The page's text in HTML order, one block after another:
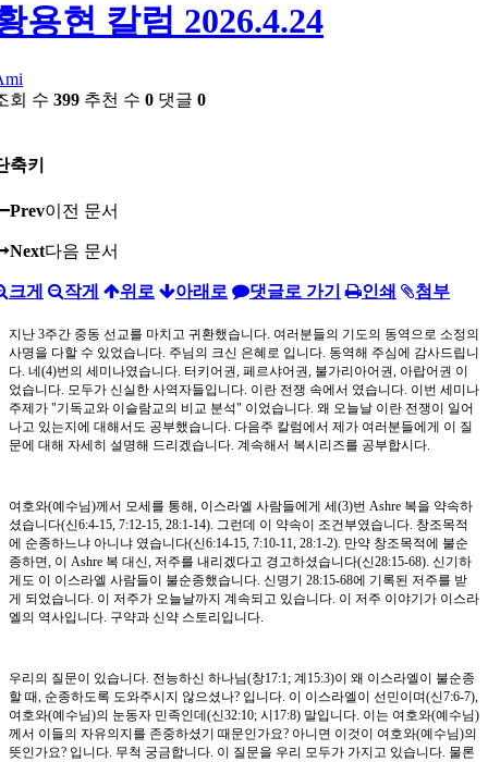
용현 칼럼 2026.4.24
회 수 399 추천 수 0 댓글 0
축키
Prev이전 문서
Next다음 문서
크게 작게 위로 아래로 댓글로 가기 인쇄 첨부
지난 3주간 중동 선교를 마치고 귀환했습니다. 여러분들의 기도의 동역으로 소정의
사명을 다할 수 있었습니다. 주님의 크신 은혜로 입니다. 동역해 주심에 감사드립니
다. 네(4)번의 세미나였습니다. 터키어권, 페르샤어권, 불가리아어권, 아랍어권 이
었습니다. 모두가 신실한 사역자들입니다. 이란 전쟁 속에서 였습니다. 이번 세미나
주제가 "기독교와 이슬람교의 비교 분석" 이었습니다. 왜 오늘날 이란 전쟁이 일어
나고 있는지에 대해서도 공부했습니다. 다음주 칼럼에서 제가 여러분들에게 이 질
문에 대해 자세히 설명해 드리겠습니다. 계속해서 복시리즈를 공부합시다.
여호와(예수님)께서 모세를 통해, 이스라엘 사람들에게 세(3)번 Ashre 복을 약속하
셨습니다(신6:4-15, 7:12-15, 28:1-14). 그런데 이 약속이 조건부였습니다. 창조목적
에 순종하느냐 아니냐 였습니다(신6:14-15, 7:10-11, 28:1-2). 만약 창조목적에 불순
종하면, 이 Ashre 복 대신, 저주를 내리겠다고 경고하셨습니다(신28:15-68). 신기하
게도 이 이스라엘 사람들이 불순종했습니다. 신명기 28:15-68에 기록된 저주를 받
게 되었습니다. 이 저주가 오늘날까지 계속되고 있습니다. 이 저주 이야기가 이스라
엘의 역사입니다. 구약과 신약 스토리입니다.
우리의 질문이 있습니다. 전능하신 하나님(창17:1; 계15:3)이 왜 이스라엘이 불순종
할 때, 순종하도록 도와주시지 않으셨나? 입니다. 이 이스라엘이 선민이며(신7:6-7),
여호와(예수님)의 눈동자 민족인데(신32:10; 시17:8) 말입니다. 이는 여호와(예수님)
께서 이들의 자유의지를 존중하셨기 때문인가요? 아니면 이것이 여호와(예수님)의
뜻인가요? 입니다. 무척 궁금합니다. 이 질문을 우리 모두가 가지고 있습니다. 물론